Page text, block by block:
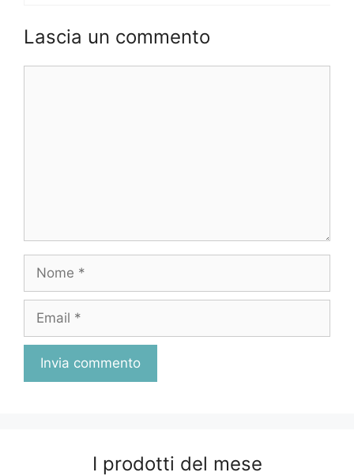
Lascia un commento
I prodotti del mese